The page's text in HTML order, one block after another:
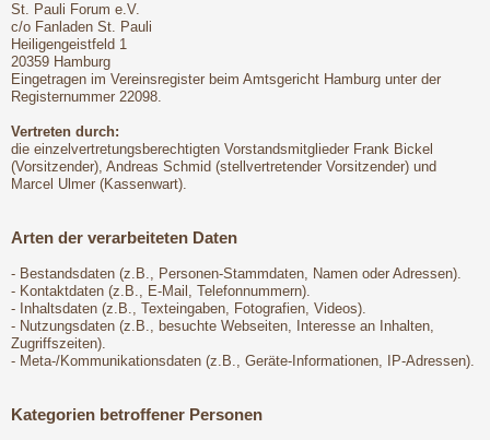
St. Pauli Forum e.V.
c/o Fanladen St. Pauli
Heiligengeistfeld 1
20359 Hamburg
Eingetragen im Vereinsregister beim Amtsgericht Hamburg unter der
Registernummer 22098.
Vertreten durch:
die einzelvertretungsberechtigten Vorstandsmitglieder Frank Bickel
(Vorsitzender), Andreas Schmid (stellvertretender Vorsitzender) und
Marcel Ulmer (Kassenwart).
Arten der verarbeiteten Daten
- Bestandsdaten (z.B., Personen-Stammdaten, Namen oder Adressen).
- Kontaktdaten (z.B., E-Mail, Telefonnummern).
- Inhaltsdaten (z.B., Texteingaben, Fotografien, Videos).
- Nutzungsdaten (z.B., besuchte Webseiten, Interesse an Inhalten,
Zugriffszeiten).
- Meta-/Kommunikationsdaten (z.B., Geräte-Informationen, IP-Adressen).
Kategorien betroffener Personen